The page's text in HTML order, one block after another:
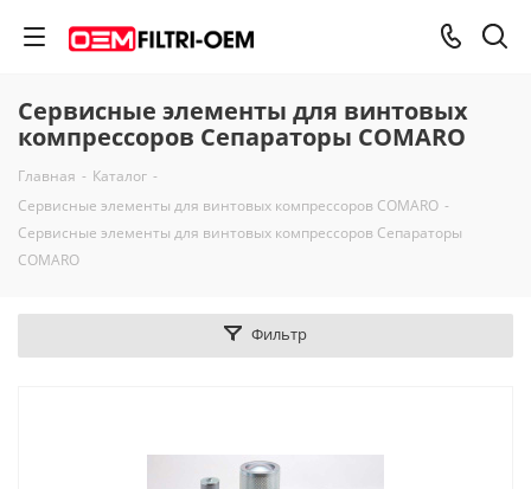
Сервисные элементы для винтовых
компрессоров Сепараторы COMARO
Главная - Каталог -
Сервисные элементы для винтовых компрессоров COMARO -
Сервисные элементы для винтовых компрессоров Сепараторы
COMARO
Фильтр